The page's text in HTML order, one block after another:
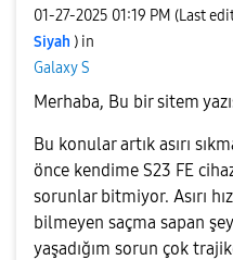
‎01-27-2025 01:19 PM (Last
Siyah ) in
Galaxy S
Merhaba, Bu bir sitem
Bu konular artık asırı
önce kendime S23 FE
sorunlar bitmiyor. Asırı
bilmeyen saçma sapan
yaşadığım sorun çok